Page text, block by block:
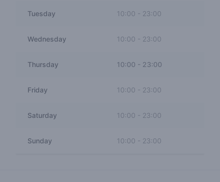
Tuesday 10:00 23:00
Wednesday 10:00 - 23:00
Thursday 10:00 - 23:00
Friday 10:00 - 23:00
Saturday 10:00 23:00
Sunday 10:00 - 23:00